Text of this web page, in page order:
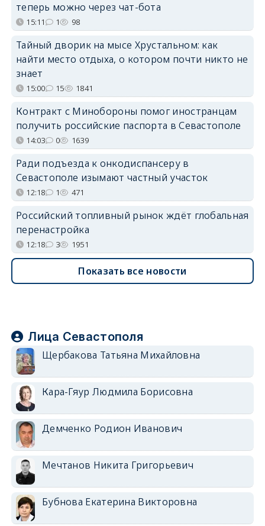
теперь можно через чат-бота
15:11 1 98
Тайный дворик на мысе Хрустальном: как
найти место отдыха, о котором почти никто не
знает
15:00 15 1841
Контракт с Минобороны помог иностранцам
получить российские паспорта в Севастополе
14:03 0 1639
Ради подъезда к онкодиспансеру в
Севастополе изымают частный участок
12:18 1 471
Российский топливный рынок ждёт глобальная
перенастройка
12:18 3 1951
Показать все новости
Лица Севастополя
Щербакова Татьяна Михайловна
Кара-Гяур Людмила Борисовна
Демченко Родион Иванович
Мечтанов Никита Григорьевич
Бубнова Екатерина Викторовна